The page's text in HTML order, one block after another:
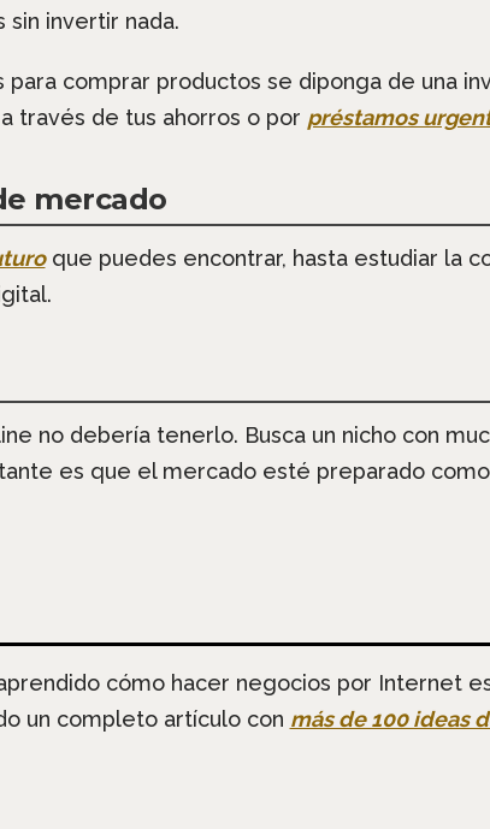
sin invertir nada.
comprar productos se diponga de una
través de tus ahorros o por préstamos
mercado
que puedes encontrar, hasta estudiar la
no debería tenerlo. Busca un nicho con
es que el mercado esté preparado
cómo hacer negocios por Internet
un completo artículo con más de 100 ideas